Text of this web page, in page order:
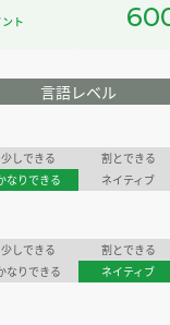
ト
言語レベル
少しできる
割とできる
なりできる ネイティブ
少しできる
割とできる
なりできる ネイティブ